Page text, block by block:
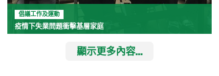
倡議工作及運動
疫情下失業問題衝擊基層家庭
顯示更多內容...